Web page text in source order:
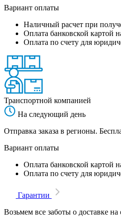
Вариант оплаты
Наличный расчет при
Оплата банковской картой
Оплата по счету для
Транспортной компанией
На следующий день
Отправка заказа в регионы.
Вариант оплаты
Оплата банковской картой
Оплата по счету для
Гарантии
Возьмем все заботы о доставке на